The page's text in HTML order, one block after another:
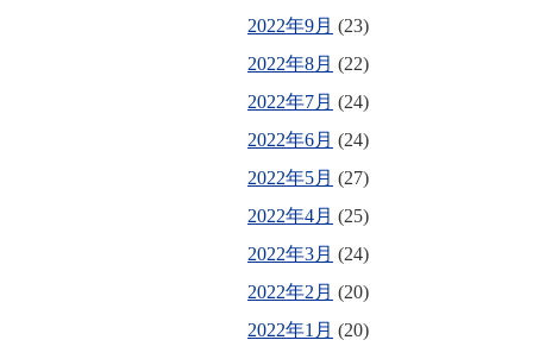
2022年9月 (23)
2022年8月 (22)
2022年7月 (24)
2022年6月 (24)
2022年5月 (27)
2022年4月 (25)
2022年3月 (24)
2022年2月 (20)
2022年1月 (20)